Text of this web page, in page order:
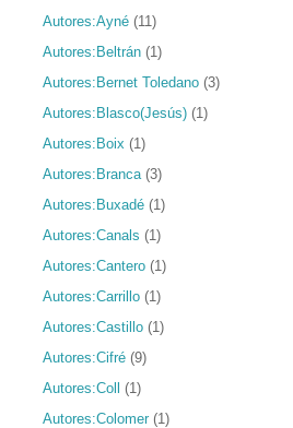
Autores:Ayné (11)
Autores:Beltrán (1)
Autores:Bernet Toledano (3)
Autores:Blasco(Jesús) (1)
Autores:Boix (1)
Autores:Branca (3)
Autores:Buxadé (1)
Autores:Canals (1)
Autores:Cantero (1)
Autores:Carrillo (1)
Autores:Castillo (1)
Autores:Cifré (9)
Autores:Coll
(1)
Autores:Colomer (1)